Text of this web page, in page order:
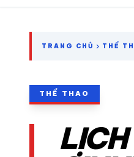
THỂ THAO
TRANG CHỦ chevron_right THỂ
THỂ THAO